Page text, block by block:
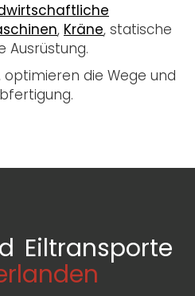
, Kräne, statische
Ausrüstung.
optimieren die Wege und
Eiltransporte